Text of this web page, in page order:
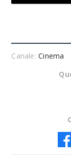
Canale:Cinema